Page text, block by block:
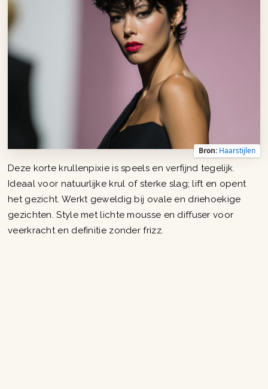
Bron: Haarstijlen
Deze korte krullenpixie is speels en verfijnd tegelijk.
Ideaal voor natuurlijke krul of sterke slag; lift en opent
het gezicht. Werkt geweldig bij ovale en driehoekige
gezichten. Style met lichte mousse en diffuser voor
veerkracht en definitie zonder frizz.